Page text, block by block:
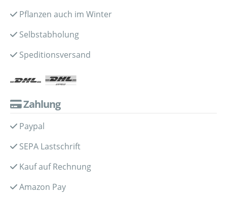
Pflanzen auch im Winter
Selbstabholung
Speditionsversand
Zahlung
Paypal
SEPA Lastschrift
Kauf auf Rechnung
Amazon Pay